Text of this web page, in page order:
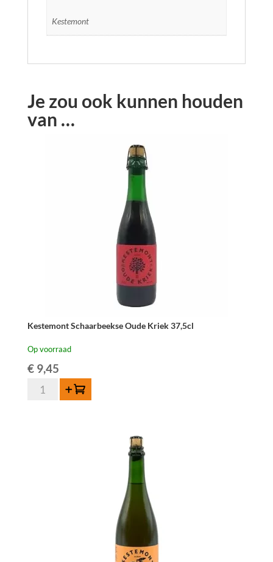
Kestemont
Je zou ook kunnen houden
van …
Kestemont Schaarbeekse Oude Kriek 37,5cl
Op voorraad
€9,45
Kestemont
Schaarbeekse
Toevoegen